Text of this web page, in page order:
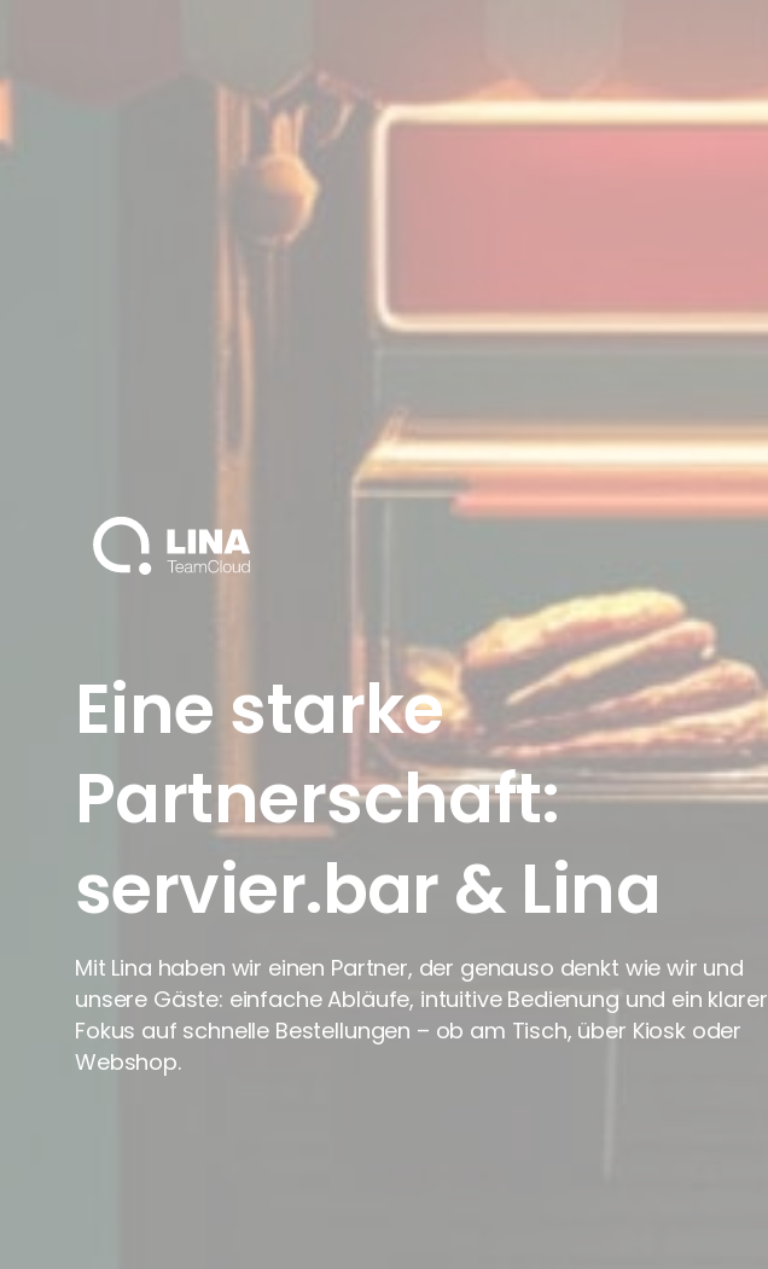
Eine starke
Partnerschaft:
servier.bar& Lina
Mit Lina haben wir einen Partner, der genauso denkt wie wir und
unsere Gäste: einfache Abläufe, intuitive Bedienung und ein klarer
Fokus auf schnelle Bestellungen – ob am Tisch, über Kiosk oder
Webshop.